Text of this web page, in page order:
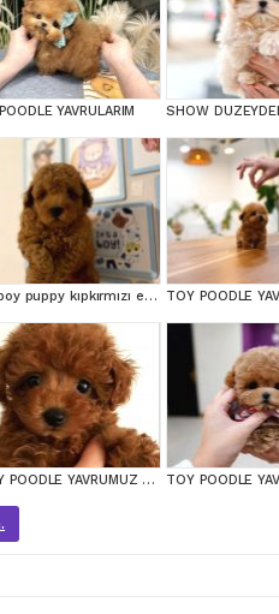
YAVRULARIM
Mini boy puppy kıpkırmızı ev üretimi yavrularımız TOOY POODLE TOY POODLE
TOOY POODLE YAVRUMUZ 0 TEACUP TOY POODLE